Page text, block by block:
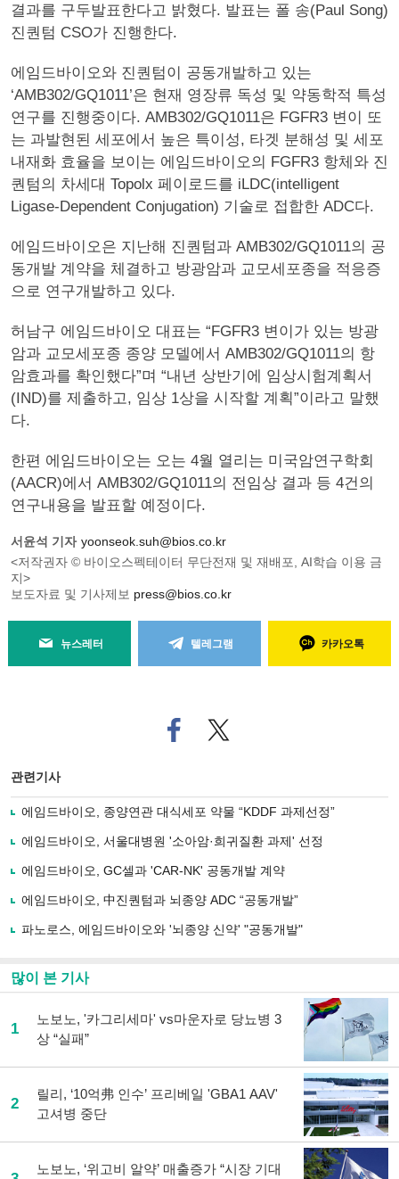
결과를 구두발표한다고 밝혔다. 발표는 폴 송(Paul Song)
진퀀텀 CSO가 진행한다.
에임드바이오와 진퀀텀이 공동개발하고 있는
‘AMB302/GQ1011’은 현재 영장류 독성 및 약동학적 특성
연구를 진행중이다. AMB302/GQ1011은 FGFR3 변이 또
는 과발현된 세포에서 높은 특이성, 타겟 분해성 및 세포
내재화 효율을 보이는 에임드바이오의 FGFR3 항체와 진
퀀텀의 차세대 Topolx 페이로드를 iLDC(intelligent
Ligase-Dependent Conjugation) 기술로 접합한 ADC다.
에임드바이오은 지난해 진퀀텀과 AMB302/GQ1011의 공
동개발 계약을 체결하고 방광암과 교모세포종을 적응증
으로 연구개발하고 있다.
허남구 에임드바이오 대표는 “FGFR3 변이가 있는 방광
암과 교모세포종 종양 모델에서 AMB302/GQ1011의 항
암효과를 확인했다”며 “내년 상반기에 임상시험계획서
(IND)를 제출하고, 임상 1상을 시작할 계획”이라고 말했
다.
한편 에임드바이오는 오는 4월 열리는 미국암연구학회
(AACR)에서 AMB302/GQ1011의 전임상 결과 등 4건의
연구내용을 발표할 예정이다.
서윤석 기자 yoonseok.suh@bios.co.kr
<저작권자 © 바이오스펙테이터 무단전재 및 재배포, AI학습 이용 금
지>
보도자료 및 기사제보 press@bios.co.kr
뉴스레터 텔레그램 카카오톡
페
이
로
기
사
유
기
트위
터로
관련기사
에임드바이오, 종양연관 대식세포 약물 “KDDF 과제선정”
에임드바이오, 서울대병원 '소아암·희귀질환 과제' 선정
에임드바이오, GC셀과 'CAR-NK' 공동개발 계약
에임드바이오, 中진퀀텀과 뇌종양 ADC “공동개발”
파노로스, 에임드바이오와 '뇌종양 신약' "공동개발"
많이 본 기사
1
노보노, '카그리세마' vs마운자로 당뇨병 3
상 “실패”
2
릴리, ‘10억弗 인수’ 프리베일 'GBA1 AAV'
고셔병 중단
노보노, ‘위고비 알약’ 매출증가 “시장 기대